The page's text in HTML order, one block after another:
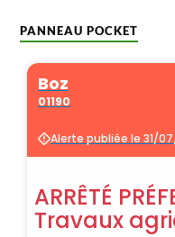
PANNEAU POCKET